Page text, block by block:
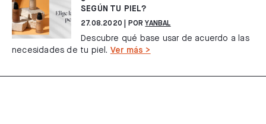
SEGÚN TU PIEL?
27.08.2020 | POR YANBAL
Descubre qué base usar de acuerdo a las
necesidades de tu piel.
Ver más >